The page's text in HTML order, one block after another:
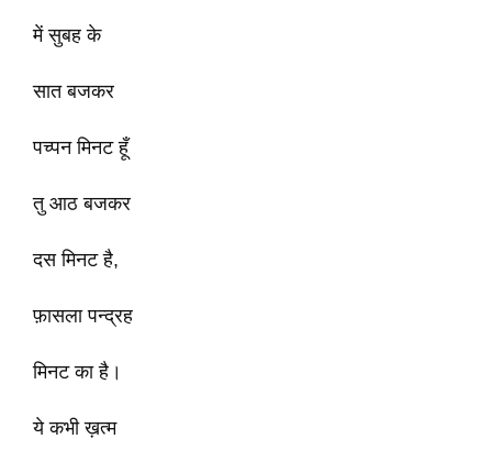
में सुबह के
सात बजकर
पच्पन मिनट हूँ
तु आठ बजकर
दस मिनट है,
फ़ासला पन्द्रह
मिनट का है।
ये कभी ख़त्म